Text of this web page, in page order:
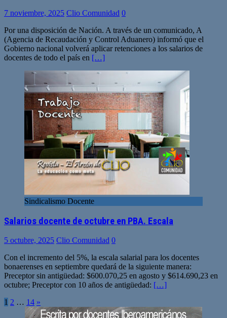
7 noviembre, 2025 Clio Comunidad 0
Por una disposición de Nación. A través de un comunicado, A
(Agencia de Recaudación y Control Aduanero) informó que el
Gobierno nacional volverá aplicar retenciones a los salarios de
docentes de todo el país en […]
Sindicalismo Docente
Salarios docente de octubre en PBA. Escala
5 octubre, 2025 Clio Comunidad 0
Con el incremento del 5%, la escala salarial para los docentes
bonaerenses en septiembre quedará de la siguiente manera:
Preceptor sin antigüedad: $600.070,25 en agosto y $614.690,23 en
octubre; Preceptor con 10 años de antigüedad: […]
Paginación
1 2 … 14 »